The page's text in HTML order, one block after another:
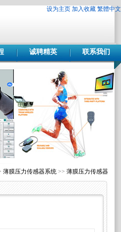
设为主页 加入收藏 繁體中文
诚聘精英 联系我们
薄膜压力传感器系统 >> 薄膜压力传感器